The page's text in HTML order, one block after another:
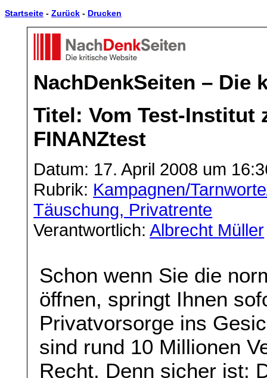
Startseite - Zurück - Drucken
NachDenkSeiten – Die
Titel: Vom Test-Institut
FINANZtest
Datum: 17. April 2008 um
Rubrik: Kampagnen/
Täuschung, Privatrente
Verantwortlich:Albrecht Müller
Schon wenn Sie die
öffnen, springt Ihnen
Privatvorsorge ins
sind rund 10 Millionen
Recht. Denn sicher ist: